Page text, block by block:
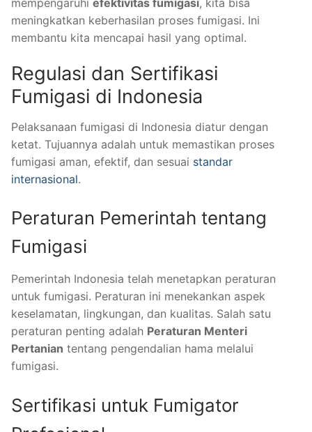
meningkatkan keberhasilan proses fumigasi. Ini
membantu kita mencapai hasil yang optimal.
Regulasi dan Sertifikasi
Fumigasi di Indonesia
Pelaksanaan fumigasi di Indonesia diatur dengan
ketat. Tujuannya adalah untuk memastikan proses
fumigasi aman, efektif, dan sesuai standar
internasional.
Peraturan Pemerintah tentang
Fumigasi
Pemerintah Indonesia telah menetapkan peraturan
untuk fumigasi. Peraturan ini menekankan aspek
keselamatan, lingkungan, dan kualitas. Salah satu
peraturan penting adalah Peraturan Menteri
Pertanian tentang pengendalian hama melalui
fumigasi.
Sertifikasi untuk Fumigator